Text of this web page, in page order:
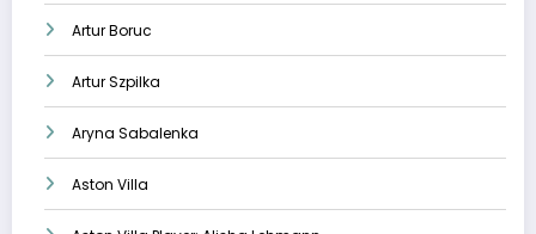
Artur Boruc
Artur Szpilka
Aryna Sabalenka
Aston Villa